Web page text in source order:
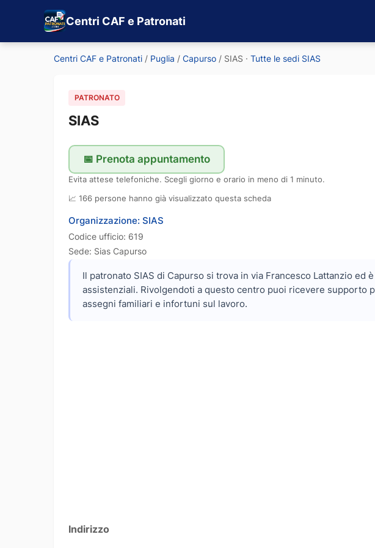
Centri CAF e Patronati
Centri CAF e Patronati / Puglia / Capurso / SIAS · Tutte le sedi SIAS
PATRONATO
SIAS
📅 Prenota appuntamento
Evita attese telefoniche. Scegli giorno e orario in meno di 1 minuto.
📈 166 persone hanno già visualizzato questa scheda
Organizzazione: SIAS
Codice ufficio: 619
Sede: Sias Capurso
Il patronato SIAS di Capurso si trova in via Francesco Lattanzio
assistenziali. Rivolgendoti a questo centro puoi ricevere supporto
assegni familiari e infortuni sul lavoro.
Indirizzo